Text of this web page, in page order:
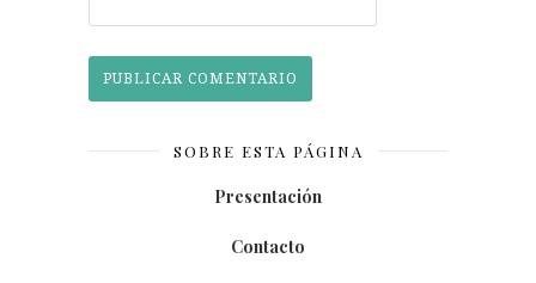
SOBRE ESTA PÁGINA
Presentación
Contacto